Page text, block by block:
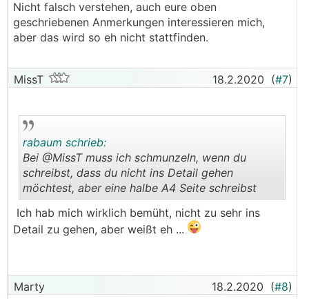
Nicht falsch verstehen, auch eure oben
geschriebenen Anmerkungen interessieren mich,
aber das wird so eh nicht stattfinden.
MissT 18.2.2020 (#7)
..
rabaum schrieb:
Bei @­MissT muss ich schmunzeln, wenn du
schreibst, dass du nicht ins Detail gehen
möchtest, aber eine halbe A4 Seite schreibst
Ich hab mich wirklich bemüht, nicht zu sehr ins
Detail zu gehen, aber weißt eh ...
Marty 18.2.2020 (#8)